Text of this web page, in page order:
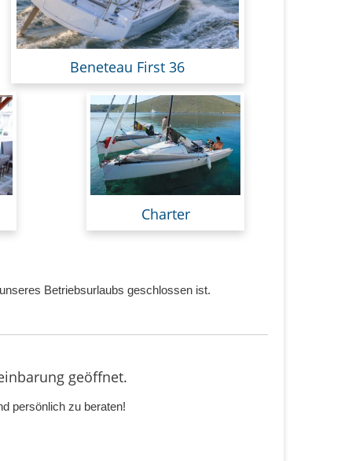
Beneteau First 36
Charter
Betriebsurlaubs geschlossen ist.
geöffnet.
persönlich zu beraten!